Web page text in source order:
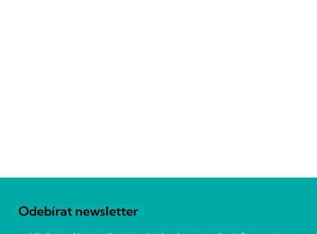
Odebírat newsletter